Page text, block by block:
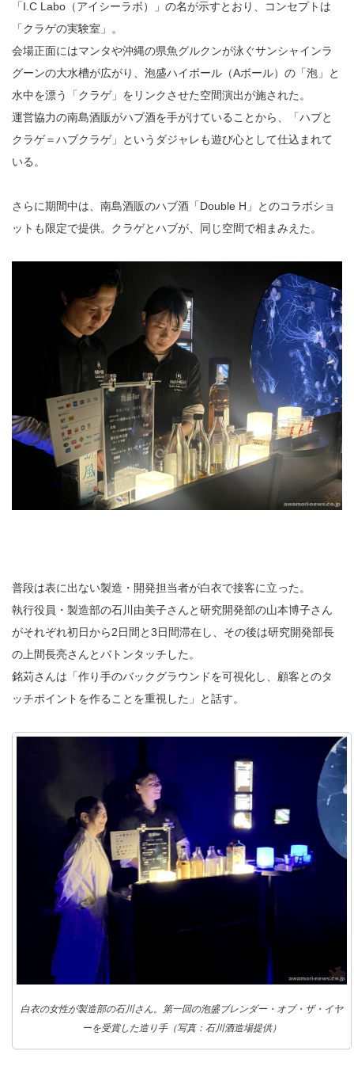
「I.C Labo（アイシーラボ）」の名が示すとおり、コンセプトは
「クラゲの実験室」。
会場正面にはマンタや沖縄の県魚グルクンが泳ぐサンシャインラ
グーンの大水槽が広がり、泡盛ハイボール（Aボール）の「泡」と
水中を漂う「クラゲ」をリンクさせた空間演出が施された。
運営協力の南島酒販がハブ酒を手がけていることから、「ハブと
クラゲ＝ハブクラゲ」というダジャレも遊び心として仕込まれて
いる。
さらに期間中は、南島酒販のハブ酒「Double H」とのコラボショ
ットも限定で提供。クラゲとハブが、同じ空間で相まみえた。
普段は表に出ない製造・開発担当者が白衣で接客に立った。
執行役員・製造部の石川由美子さんと研究開発部の山本博子さん
がそれぞれ初日から2日間と3日間滞在し、その後は研究開発部長
の上間長亮さんとバトンタッチした。
銘苅さんは「作り手のバックグラウンドを可視化し、顧客とのタ
ッチポイントを作ることを重視した」と話す。
白衣の女性が製造部の石川さん。第一回の泡盛ブレンダー・オブ・ザ・イヤ
ーを受賞した造り手（写真：石川酒造場提供）